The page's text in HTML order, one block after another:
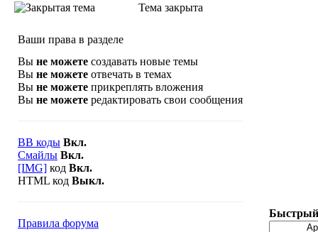
Тема закрыта
Ваши права в разделе
Вы не можете создавать новые темы
Вы не можете отвечать в темах
Вы не можете прикреплять вложения
Вы не можете редактировать свои сообщения
BB коды Вкл.
Смайлы Вкл.
[IMG] код Вкл.
HTML код Выкл.
Правила форума
Быстрый